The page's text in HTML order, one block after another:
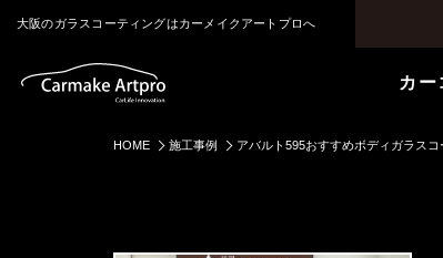
大阪のガラスコーティングはカーメイクアートプロへ
カー
HOME 施工事例 アバルト595おすすめボディガラス